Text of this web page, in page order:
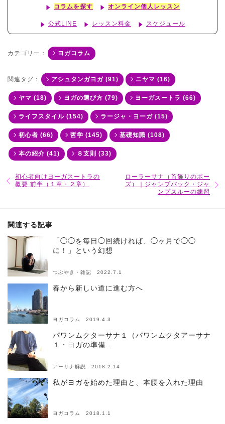
コラムを探す オンライン個人レッスン
公式LINE レッスン料金 スケジュール
カテゴリー： ヨガコラム
関連タグ： アシュタンガヨガ (91) ニヤマ (16)
ヤマ (18) ヨガの選び方 (79) ヨーガスートラ (66)
ライフスタイル (154) ラージャ・ヨーガ (15)
初心者 (66) 哲学 (145) 基礎知識 (108)
本の紹介 (41) ８支則 (33)
初心者向けヨーガスートラの
概要 前半（１章・２章）
ローラーサナ（首飾りのポー
ズ）｜ジャンプバック・ジャ
ンプスルーの練習
関連する記事
「◯◯を毎日◯回続ければ、◯ヶ月で◯◯
に！」という幻想
つぶやき・雑記 2022.7.1
春から新しい道に進む方へ
ヨガコラム 2019.4.3
パワンムクターサナ１（パワンムクタアーサナ
１・ヨガの準備…
アーサナ解説 2018.2.14
私がヨガを始めた理由と、本腰を入れた理由
ヨガコラム 2018.1.1